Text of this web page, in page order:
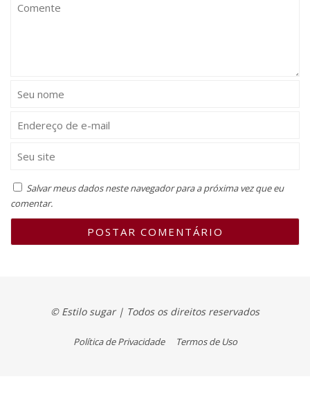
Salvar meus dados neste navegador para a próxima vez que eu
comentar.
© Estilo sugar | Todos os direitos reservados
Política de Privacidade Termos de Uso